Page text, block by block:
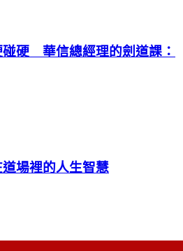
硬 華信總經理的劍道課：
場裡的人生智慧